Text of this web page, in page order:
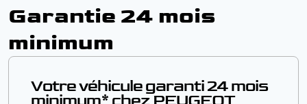
Garantie 24 mois
minimum
Votre véhicule garanti 24 mois